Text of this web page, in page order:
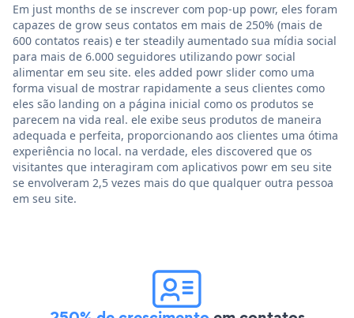
Em just months de se inscrever com pop-up powr, eles foram
capazes de grow seus contatos em mais de 250% (mais de
600 contatos reais) e ter steadily aumentado sua mídia social
para mais de 6.000 seguidores utilizando powr social
alimentar em seu site. eles added powr slider como uma
forma visual de mostrar rapidamente a seus clientes como
eles são landing on a página inicial como os produtos se
parecem na vida real. ele exibe seus produtos de maneira
adequada e perfeita, proporcionando aos clientes uma ótima
experiência no local. na verdade, eles discovered que os
visitantes que interagiram com aplicativos powr em seu site
se envolveram 2,5 vezes mais do que qualquer outra pessoa
em seu site.